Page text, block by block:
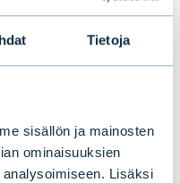
Tietoja
sisällön ja mainosten
ominaisuuksien
Lisäksi
maan
on liittovaltion
jälleen näillä
Velkakattoa